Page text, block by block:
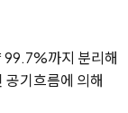
99.7%까지 분리해
공기흐름에 의해